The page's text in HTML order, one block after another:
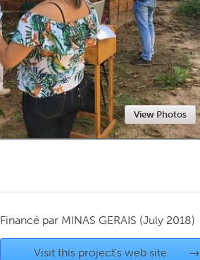
Newmarket
View Photos
Financé par MINAS GERAIS (July 2018)
Visit this project's web site →